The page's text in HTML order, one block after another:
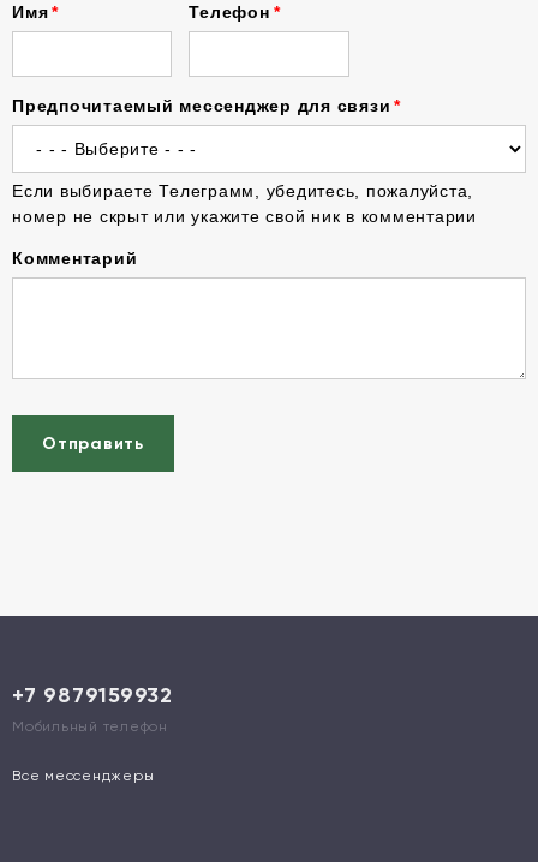
Имя Телефон
Предпочитаемый мессенджер для связи
Если выбираете Телеграмм, убедитесь, пожалуйста,
номер не скрыт или укажите свой ник в комментарии
Комментарий
Отправить
+7 9879159932
Мобильный телефон
Все мессенджеры